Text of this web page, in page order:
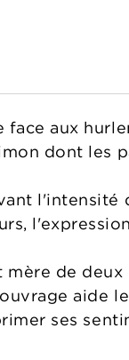
aux
dont les
de
aide
ses